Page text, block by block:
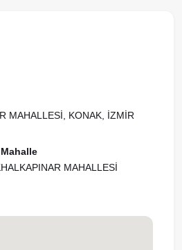
MAHALLESİ, KONAK, İZMİR
Mahalle
HALKAPINAR MAHALLESİ